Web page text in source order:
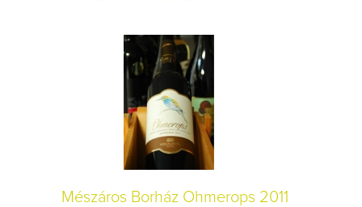
Mészáros Borház Ohmerops 2011